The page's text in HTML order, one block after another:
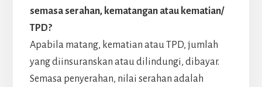
semasa serahan, kematangan atau kematian/
TPD?
Apabila matang, kematian atau TPD, jumlah
yang diinsuranskan atau dilindungi, dibayar.
Semasa penyerahan, nilai serahan adalah